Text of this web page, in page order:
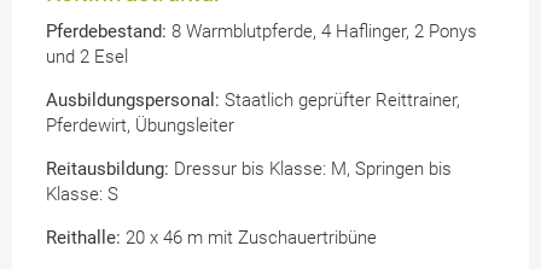
Pferdebestand: 8 Warmblutpferde, 4 Haflinger, 2 Ponys
und 2 Esel
Ausbildungspersonal: Staatlich geprüfter Reittrainer,
Pferdewirt, Übungsleiter
Reitausbildung: Dressur bis Klasse: M, Springen bis
Klasse: S
Reithalle: 20 x 46 m mit Zuschauertribüne